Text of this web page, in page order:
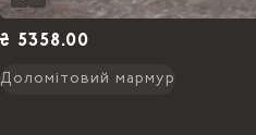
₴ 5358.00
Доломітовий мармур